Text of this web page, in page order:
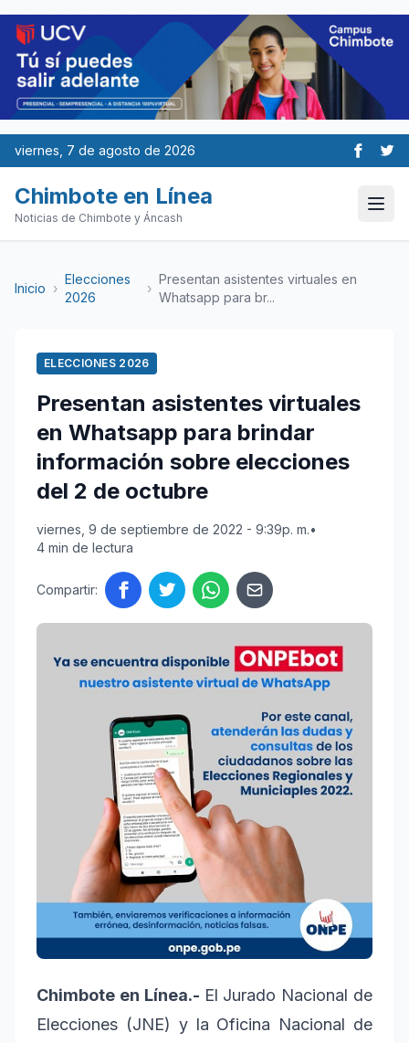
viernes, 7 de agosto de 2026
Chimbote en Línea
Noticias de Chimbote y Áncash
Inicio ›
Elecciones
2026
›
Presentan asistentes virtuales en
Whatsapp para br...
ELECCIONES 2026
Presentan asistentes virtuales
en Whatsapp para brindar
información sobre elecciones
del 2 de octubre
viernes, 9 de septiembre de 2022 - 9:39p. m.•
4 min de lectura
Compartir:
Chimbote en Línea.- El Jurado Nacional de
Elecciones (JNE) y la Oficina Nacional de